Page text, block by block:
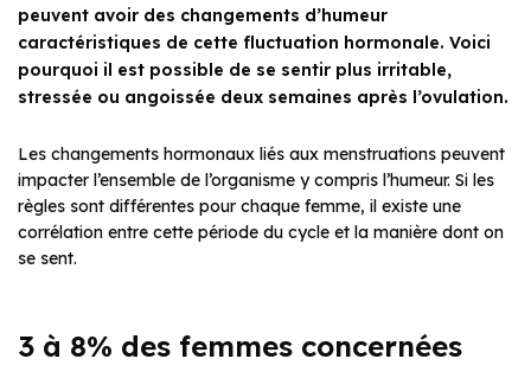
peuvent avoir des changements d’humeur
caractéristiques de cette fluctuation hormonale. Voici
pourquoi il est possible de se sentir plus irritable,
stressée ou angoissée deux semaines après l’ovulation.
Les changements hormonaux liés aux menstruations peuvent
impacter l’ensemble de l’organisme y compris l’humeur. Si les
règles sont différentes pour chaque femme, il existe une
corrélation entre cette période du cycle et la manière dont on
se sent.
3 à 8% des femmes concernées